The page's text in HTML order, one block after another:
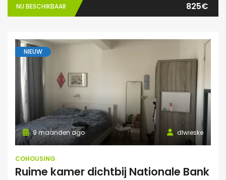
NU BESCHIKBAAR 825€
NIEUW
dlwieske
9 maanden ago
COHOUSING
Ruime kamer dichtbij Nationale Bank